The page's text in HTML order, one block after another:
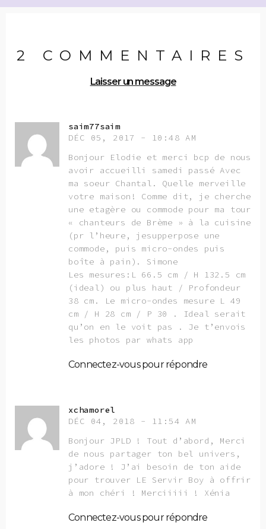
2 COMMENTAIRES
Laisser un message
saim77saim
DÉC 05, 2017 - 10:48 AM
Bonjour Elodie et merci bcp de nous
avoir accueilli samedi passé Avec
ma soeur Chantal. Quelle merveille
votre maison! Comme dit, je cherche
une etagère ou commode pour ma tour
« chanteurs de Brème » à la cuisine
(pr l’heure, jesupperpose une
commode, puis micro-ondes puis
boîte à pain). Simone
Les mesures:L 66.5 cm / H 132.5 cm
(ideal) ou plus haut / Profondeur
38 cm. Le micro-ondes mesure L 49
cm / H 28 cm / P 30 . Ideal serait
qu’on en le voit pas . Je t’envois
les photos par whats app
Connectez-vous pour répondre
xchamorel
DÉC 04, 2018 - 11:54 AM
Bonjour JPLD ! Tout d’abord, Merci
de nous partager ton bel univers,
j’adore ! J’ai besoin de ton aide
pour trouver LE Servir Boy à offrir
à mon chéri ! Merciiiii ! Xénia
Connectez-vous pour répondre